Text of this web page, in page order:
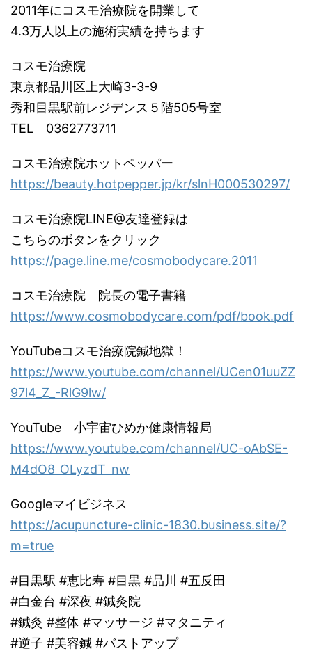
2011年にコスモ治療院を開業して
4.3万人以上の施術実績を持ちます
コスモ治療院
東京都品川区上大崎3-3-9
秀和目黒駅前レジデンス５階505号室
TEL 0362773711
コスモ治療院ホットペッパー
https://beauty.hotpepper.jp/kr/slnH000530297/
コスモ治療院LINE@友達登録は
こちらのボタンをクリック
https://page.line.me/cosmobodycare.2011
コスモ治療院 院長の電子書籍
https://www.cosmobodycare.com/pdf/book.pdf
YouTubeコスモ治療院鍼地獄！
https://www.youtube.com/channel/UCen01uuZZ
97l4_Z_-RlG9lw/
YouTube 小宇宙ひめか健康情報局
https://www.youtube.com/channel/UC-oAbSE-
M4dO8_OLyzdT_nw
Googleマイビジネス
https://acupuncture-clinic-1830.business.site/?
m=true
#目黒駅 #恵比寿 #目黒 #品川 #五反田
#白金台 #深夜 #鍼灸院
#鍼灸 #整体 #マッサージ #マタニティ
#逆子 #美容鍼 #バストアップ